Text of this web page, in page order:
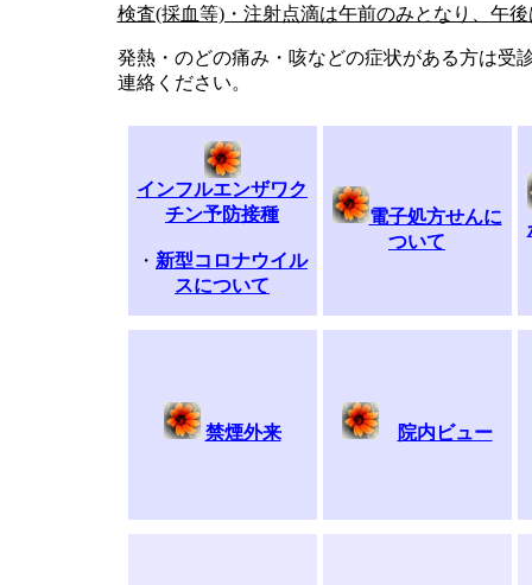
検査(採血等)・注射点滴は午前のみとなり、午
発熱・のどの痛み・咳などの症状がある方は受
連絡ください。
インフルエンザワク
チン予防接種
・ 新型コロナウイル
スについて
電子処方せんに
ついて
禁煙外来 院内ビュー